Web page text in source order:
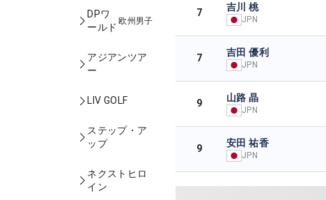
DPワ
ールド
欧州男子
アジアンツア
ー
LIV GOLF
ステップ・ア
ップ
ネクストヒロ
イン
7 吉川 桃
JPN
7 吉田 優利
JPN
9 山路 晶
JPN
9 安田 祐香
JPN